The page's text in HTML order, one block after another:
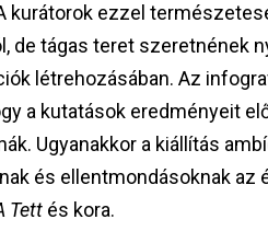
kurátorok ezzel
de tágas teret szeretnének
létrehozásában. Az
a kutatások eredményeit
Ugyanakkor a kiállítás
és ellentmondásoknak
Tett és kora.